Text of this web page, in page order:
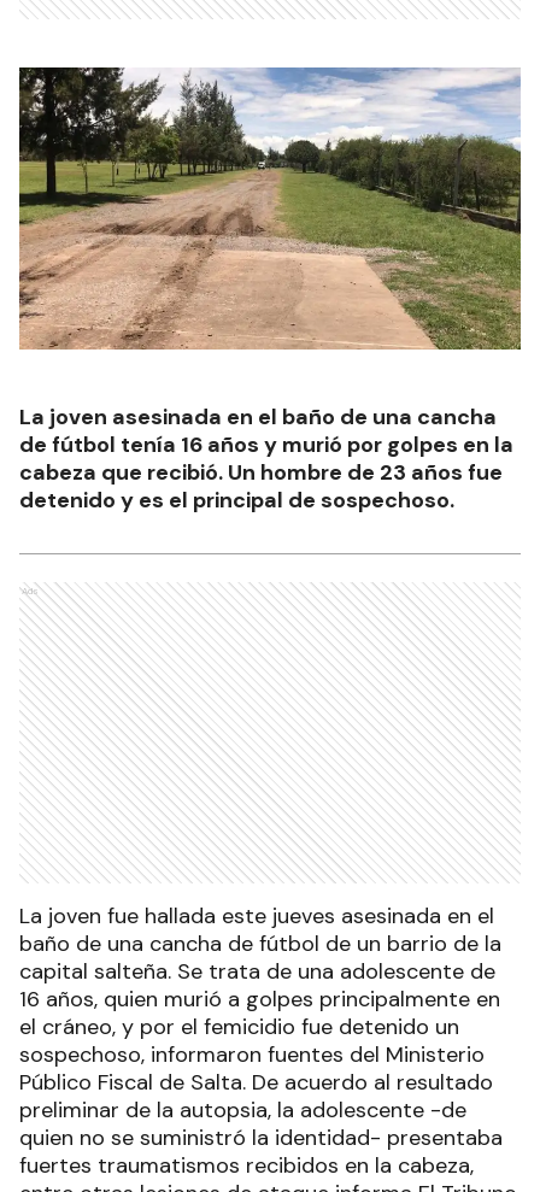
La joven asesinada en el baño de una cancha
de fútbol tenía 16 años y murió por golpes en la
cabeza que recibió. Un hombre de 23 años fue
detenido y es el principal de sospechoso.
Ads
La joven fue hallada este jueves asesinada en el
baño de una cancha de fútbol de un barrio de la
capital salteña. Se trata de una adolescente de
16 años, quien murió a golpes principalmente en
el cráneo, y por el femicidio fue detenido un
sospechoso, informaron fuentes del Ministerio
Público Fiscal de Salta. De acuerdo al resultado
preliminar de la autopsia, la adolescente -de
quien no se suministró la identidad- presentaba
fuertes traumatismos recibidos en la cabeza,